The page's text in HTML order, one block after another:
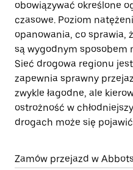
obowiązywać określone
czasowe. Poziom
opanowania, co sprawia,
są wygodnym sposobem
Sieć drogowa regionu
zapewnia sprawny
zwykle łagodne, ale
ostrożność w
drogach może się
Zamów przejazd w